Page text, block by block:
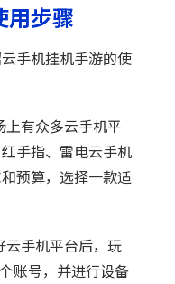
用步骤
手机挂机手游的使
上有众多云手机平
手指、雷电云手机
预算，选择一款适
云手机平台后，玩
账号，并进行设备